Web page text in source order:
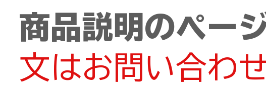
商品説明のペー
文はお問い合わ